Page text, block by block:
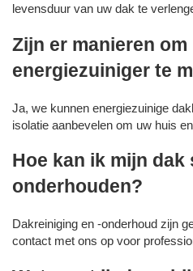
levensduur van uw dak te
Zijn er manieren om
energiezuiniger te
Ja, we kunnen energiezuinige
isolatie aanbevelen om uw huis
Hoe kan ik mijn
onderhouden?
Dakreiniging en -onderhoud zijn
contact met ons op voor